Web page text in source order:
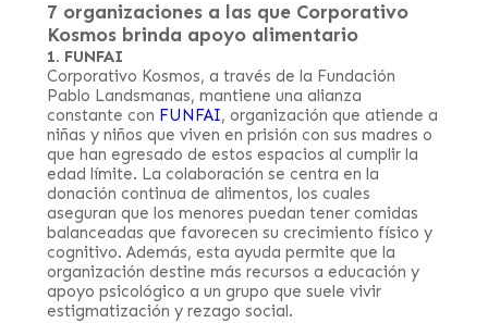
7 organizaciones a las que Corporativo
Kosmos brinda apoyo alimentario
1. FUNFAI
Corporativo Kosmos, a través de la Fundación
Pablo Landsmanas, mantiene una alianza
constante con FUNFAI, organización que atiende a
niñas y niños que viven en prisión con sus madres o
que han egresado de estos espacios al cumplir la
edad límite. La colaboración se centra en la
donación continua de alimentos, los cuales
aseguran que los menores puedan tener comidas
balanceadas que favorecen su crecimiento físico y
cognitivo. Además, esta ayuda permite que la
organización destine más recursos a educación y
apoyo psicológico a un grupo que suele vivir
estigmatización y rezago social.